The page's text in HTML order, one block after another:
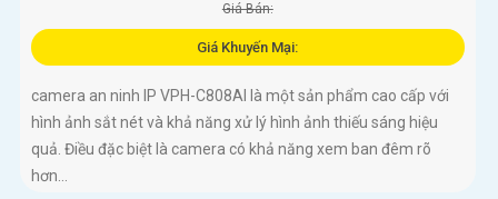
Giá Bán:
Giá Khuyến Mại:
camera an ninh IP VPH-C808AI là một sản phẩm cao cấp với
hình ảnh sắt nét và khả năng xử lý hình ảnh thiếu sáng hiệu
quả. Điều đặc biệt là camera có khả năng xem ban đêm rõ
hơn...